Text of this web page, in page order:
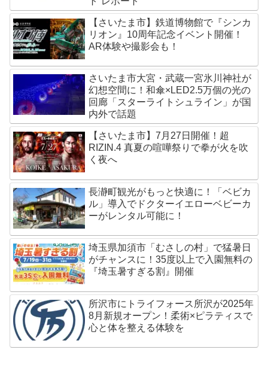
【さいたま市】鉄道博物館で『シンカ
リオン』10周年記念イベント開催！
AR体験や撮影会も！
さいたま市大宮・武蔵一宮氷川神社が
幻想空間に！和傘×LED2.5万個の光の
回廊「スターライトシュライン」が国
内外で話題
【さいたま市】7月27日開催！超
RIZIN.4 真夏の喧嘩祭りで拳が火を吹
く夜へ
長瀞町観光がもっと快適に！「ベビカ
ル」導入でドクターイエローベビーカ
ーがレンタル可能に！
埼玉県加須市「むさしの村」で猛暑日
がチャンスに！35度以上で入園無料の
『埼玉暑すぎる割』開催
所沢市にトライフォース所沢が2025年
8月新規オープン！柔術×ピラティスで
心と体を整える体験を